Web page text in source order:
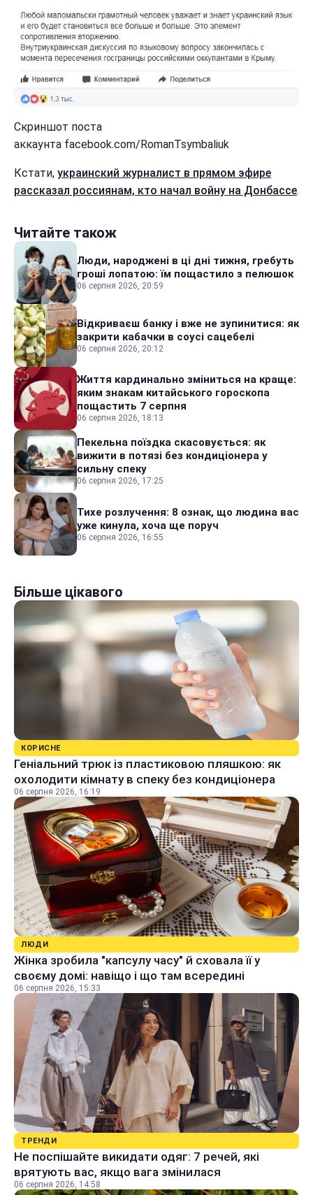
Скриншот поста
аккаунта facebook.com/RomanTsymbaliuk
Кстати, украинский журналист в прямом эфире
рассказал россиянам, кто начал войну на Донбассе.
Читайте також
Люди, народжені в ці дні тижня, гребуть
гроші лопатою: їм пощастило з пелюшок
06 серпня 2026, 20:59
Відкриваєш банку і вже не зупинитися: як
закрити кабачки в соусі сацебелі
06 серпня 2026, 20:12
Життя кардинально зміниться на краще:
яким знакам китайського гороскопа
пощастить 7 серпня
06 серпня 2026, 18:13
Пекельна поїздка скасовується: як
вижити в потязі без кондиціонера у
сильну спеку
06 серпня 2026, 17:25
Тихе розлучення: 8 ознак, що людина вас
уже кинула, хоча ще поруч
06 серпня 2026, 16:55
Більше цікавого
КОРИСНЕ
Геніальний трюк із пластиковою пляшкою: як
охолодити кімнату в спеку без кондиціонера
06 серпня 2026, 16:19
ЛЮДИ
Жінка зробила "капсулу часу" й сховала її у
своєму домі: навіщо і що там всередині
06 серпня 2026, 15:33
ТРЕНДИ
Не поспішайте викидати одяг: 7 речей, які
врятують вас, якщо вага змінилася
06 серпня 2026, 14:58